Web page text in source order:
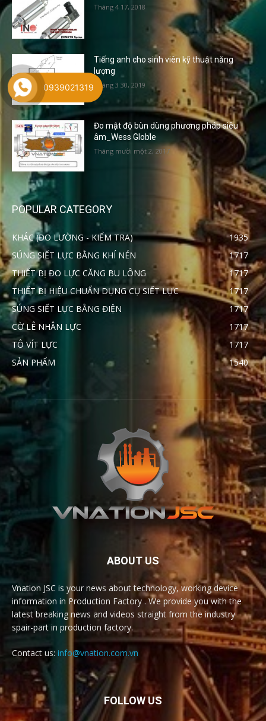
Tháng 4 17, 2018
Tiếng anh cho sinh viên kỹ thuật năng
lượng
Tháng 3 30, 2019
Đo mật độ bùn dùng phương pháp siêu
âm_Wess Globle
Tháng mười một 2, 2017
POPULAR CATEGORY
KHÁC (ĐO LƯỜNG - KIỂM TRA)
1935
SÚNG SIẾT LỰC BẰNG KHÍ NÉN
1717
THIẾT BỊ ĐO LỰC CĂNG BU LÔNG
1717
THIẾT BỊ HIỆU CHUẨN DỤNG CỤ SIẾT LỰC
1717
SÚNG SIẾT LỰC BẰNG ĐIỆN
1717
CỜ LÊ NHÂN LỰC
1717
TÔ VÍT LỰC
1717
SẢN PHẨM
1540
ABOUT US
Vnation JSC is your news about technology, working device
information in Production Factory . We provide you with the
latest breaking news and videos straight from the industry
spair-part in production factory.
Contact us: info@vnation.com.vn
FOLLOW US
0939021319